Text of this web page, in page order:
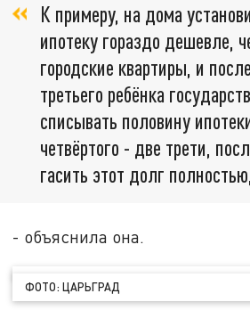
К примеру, на дома
ипотеку гораздо дешевле,
городские квартиры, и
третьего ребёнка
списывать половину
четвёртого - две трети,
гасить этот долг полностью,
- объяснила она.
ФОТО: ЦАРЬГРАД